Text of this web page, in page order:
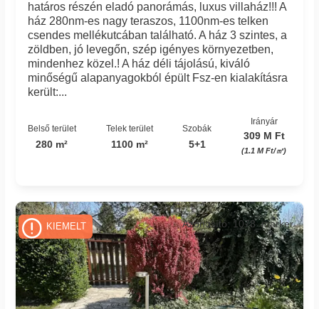
határos részén eladó panorámás, luxus villaház!!! A
ház 280nm-es nagy teraszos, 1100nm-es telken
csendes mellékutcában található. A ház 3 szintes, a
zöldben, jó levegőn, szép igényes környezetben,
mindenhez közel.! A ház déli tájolású, kiváló
minőségű alapanyagokból épült Fsz-en kialakításra
került:...
Belső terület
280 m²
Telek terület
1100 m²
Szobák
5+1
Irányár
309 M Ft
(1.1 M Ft/㎡)
Azonosító: 1078_marker
KIEMELT